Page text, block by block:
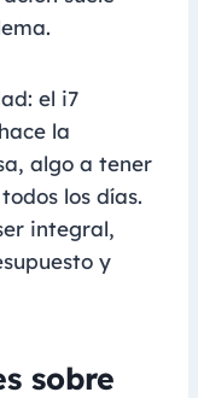
el i7
la
algo a tener
los días.
integral,
y
sobre